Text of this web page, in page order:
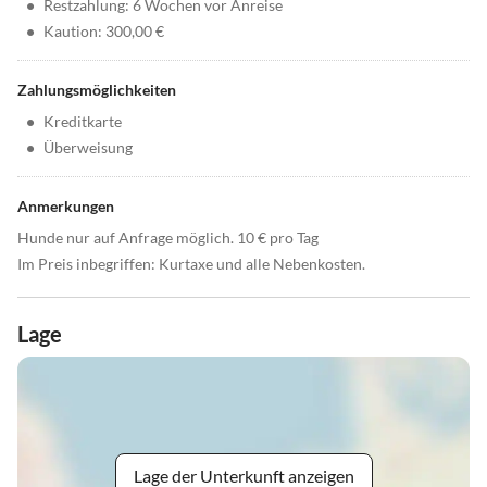
•
Restzahlung: 6 Wochen vor Anreise
• Kaution: 300,00 €
Zahlungsmöglichkeiten
• Kreditkarte
• Überweisung
Anmerkungen
Hunde nur auf Anfrage möglich. 10 € pro Tag
Im Preis inbegriffen: Kurtaxe und alle Nebenkosten.
Lage
Lage der Unterkunft anzeigen